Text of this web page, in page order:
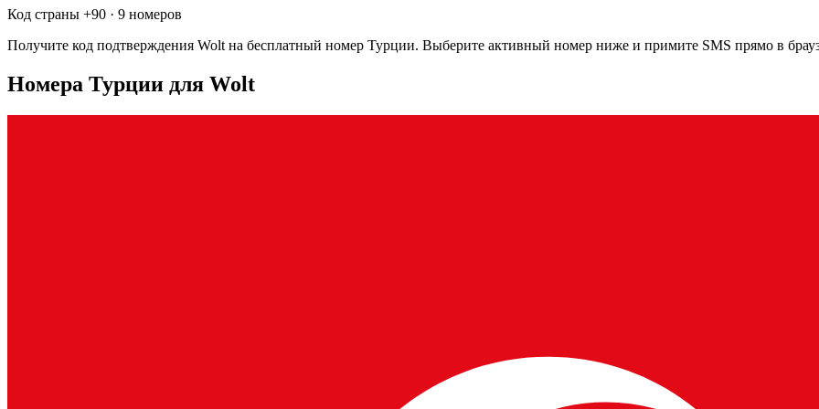
Код страны +90 · 9 номеров
Получите код подтверждения Wolt на бесплатный номер Турции. Выберите активный номер ниже и примите SMS прямо в
Номера Турции для Wolt